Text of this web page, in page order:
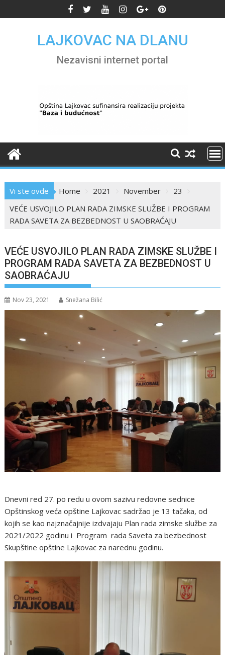
to
LAJKOVAC NA DLANU
Nezavisni internet portal
Vi ste ovde Home 2021 November
23
VEĆE USVOJILO PLAN RADA ZIMSKE SLUŽBE I PROGRAM
RADA SAVETA ZA BEZBEDNOST U SAOBRAĆAJU
VEĆE USVOJILO PLAN RADA ZIMSKE SLUŽBE I
PROGRAM RADA SAVETA ZA BEZBEDNOST U
SAOBRAĆAJU
Nov 23, 2021 Snežana Bilić
Dnevni red 27. po redu u ovom sazivu redovne sednice
Opštinskog veća opštine Lajkovac sadržao je 13 tačaka, od
kojih se kao najznačajnije izdvajaju Plan rada zimske službe za
2021/2022 godinu i Program rada Saveta za bezbednost
Skupštine opštine Lajkovac za narednu godinu.